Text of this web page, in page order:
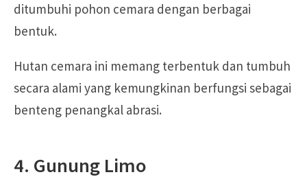
ditumbuhi pohon cemara dengan berbagai
bentuk.
Hutan cemara ini memang terbentuk dan tumbuh
secara alami yang kemungkinan berfungsi sebagai
benteng penangkal abrasi.
4. Gunung Limo